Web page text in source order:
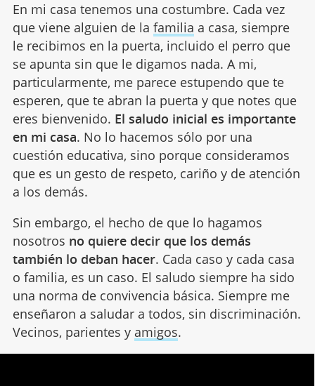
En mi casa tenemos una costumbre. Cada vez
que viene alguien de la familia a casa, siempre
le recibimos en la puerta, incluido el perro que
se apunta sin que le digamos nada. A mi,
particularmente, me parece estupendo que te
esperen, que te abran la puerta y que notes que
eres bienvenido. El saludo inicial es importante
en mi casa. No lo hacemos sólo por una
cuestión educativa, sino porque consideramos
que es un gesto de respeto, cariño y de atención
a los demás.
Sin embargo, el hecho de que lo hagamos
nosotros no quiere decir que los demás
también lo deban hacer. Cada caso y cada casa
o familia, es un caso. El saludo siempre ha sido
una norma de convivencia básica. Siempre me
enseñaron a saludar a todos, sin discriminación.
Vecinos, parientes y amigos.